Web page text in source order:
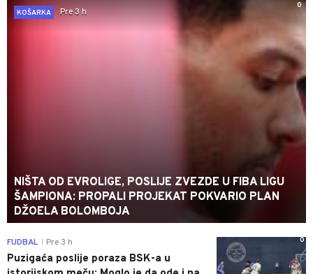
0
KOŠARKA
Pre 3 h
NIŠTA OD EVROLIGE, POSLIJE ZVEZDE U FIBA LIGU
ŠAMPIONA: PROPALI PROJEKAT POKVARIO PLAN
DŽOELA BOLOMBOJA
0
FUDBAL Pre 3 h
Puzigaća poslije poraza BSK-a u